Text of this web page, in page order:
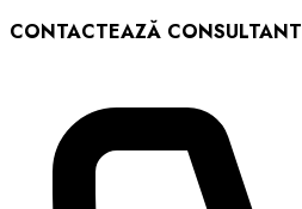
CONTACTEAZĂ CONSULTANT